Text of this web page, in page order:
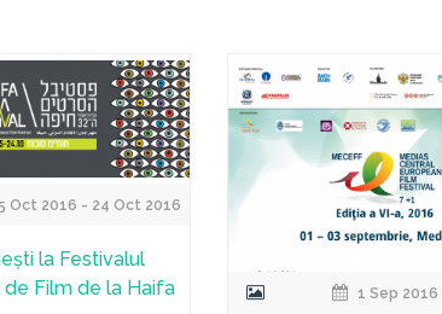
Oct 2016 - 24 Oct 2016
la Festivalul
Film de la Haifa
1 Sep